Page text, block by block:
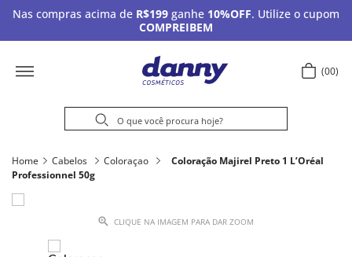
Nas compras acima de R$199 ganhe 10%OFF. Utilize o cupom
COMPREIBEM
00
Home Cabelos Coloraçao
Coloração Majirel Preto 1 L’Oréal
Professionnel 50g
CLIQUE NA IMAGEM PARA DAR ZOOM